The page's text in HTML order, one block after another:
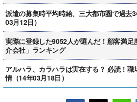
派遣の募集時平均時給、三大都市圏で過去
03月12日）
実際に登録した9052人が選んだ！顧客満足
介会社」ランキング
アルハラ、カラハラは実在する？ 必読！
情（14年03月18日）